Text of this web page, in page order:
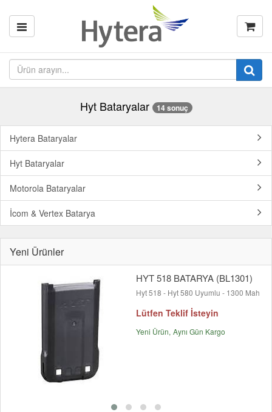
Hyt Bataryalar 14 sonuç
Hytera Bataryalar
Hyt Bataryalar
Motorola Bataryalar
İcom & Vertex Batarya
Yeni Ürünler
HYT 518 BATARYA (BL1301)
Hyt 518 - Hyt 580 Uyumlu - 1300 Mah
Lütfen Teklif İsteyin
Yeni Ürün Aynı Gün Kargo